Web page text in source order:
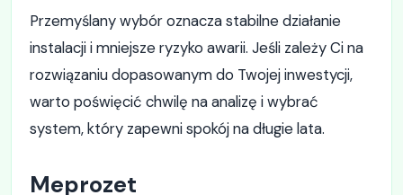
Przemyślany wybór oznacza stabilne działanie
instalacji i mniejsze ryzyko awarii. Jeśli zależy Ci na
rozwiązaniu dopasowanym do Twojej inwestycji,
warto poświęcić chwilę na analizę i wybrać
system, który zapewni spokój na długie lata.
Meprozet